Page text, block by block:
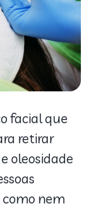
facial que
retirar
oleosidade
como nem